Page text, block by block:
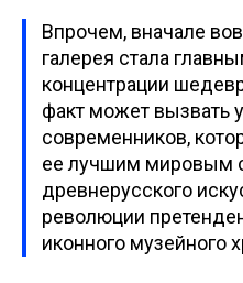
Впрочем, вначале
галерея стала
концентрации
факт может вызвать
современников,
ее лучшим мировым
древнерусского
революции
иконного музейного